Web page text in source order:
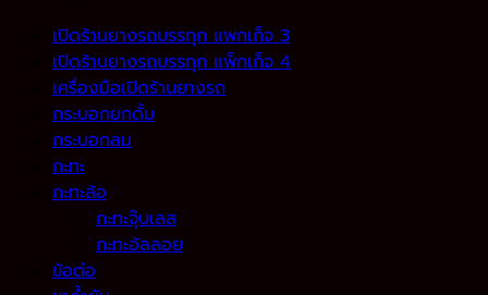
เปิดร้านยางรถบรรทุก แพกเก็จ 3
เปิดร้านยางรถบรรทุก แพ็กเก็จ 4
เครื่องมือเปิดร้านยางรถ
กระบอกยกดั้ม
กระบอกลม
กะทะ
กะทะล้อ
กะทะจุ๊บเลส
กะทะอัลลอย
ข้อต่อ